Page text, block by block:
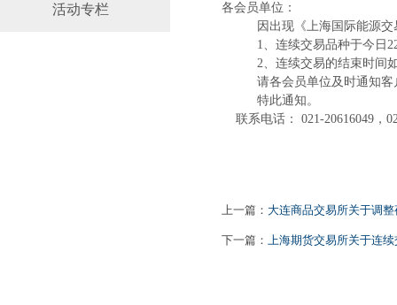
活动专栏
各会员单位：
因出现《上海国际能源
1、连续交易品种于今日
2、连续交易的结束时间
请各会员单位及时通知
特此通知。
联系电话： 021-20616049，
上一篇： 大连商品交易所关于调
下一篇： 上海期货交易所关于连